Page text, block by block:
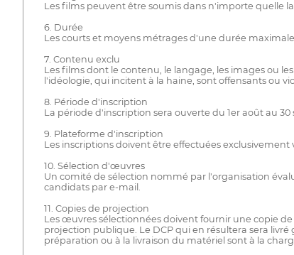
Les films peuvent être soumis dans n'importe quelle
6. Durée
Les courts et moyens métrages d'une durée
7. Contenu exclu
Les films dont le contenu, le langage, les images ou
l'idéologie, qui incitent à la haine, sont offensants ou
8. Période d'inscription
La période d'inscription sera ouverte du 1er août au 30
9. Plateforme d'inscription
Les inscriptions doivent être effectuées exclusivement
10. Sélection d'œuvres
Un comité de sélection nommé par l'organisation
candidats par e-mail.
11. Copies de projection
Les œuvres sélectionnées doivent fournir une copie
projection publique. Le DCP qui en résultera sera
préparation ou à la livraison du matériel sont à la